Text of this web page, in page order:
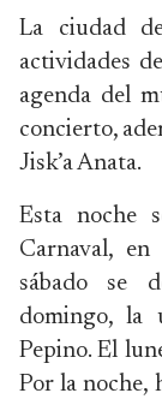
La ciudad
actividades
agenda del
concierto,
Jisk’a Anata.
Esta noche
Carnaval,
sábado se
domingo, la
Pepino. El
Por la noche,